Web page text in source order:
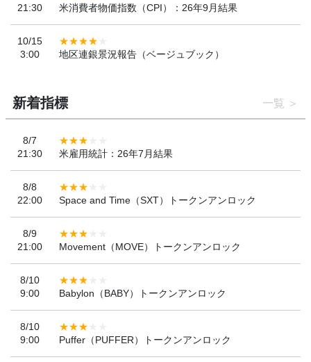
21:30
米消費者物価指数（CPI）：26年9月結果
10/15
3:00
地区連銀景況報告（ベージュブック）
新着指標 一覧
8/7
21:30
米雇用統計：26年7月結果
8/8
22:00
Space and Time（SXT）トークンアンロック
8/9
21:00
Movement（MOVE）トークンアンロック
8/10
9:00
Babylon（BABY）トークンアンロック
8/10
9:00
Puffer（PUFFER）トークンアンロック